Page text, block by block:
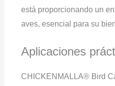
está proporcionando un
aves, esencial para su
Aplicaciones
CHICKENMALLA® Bird